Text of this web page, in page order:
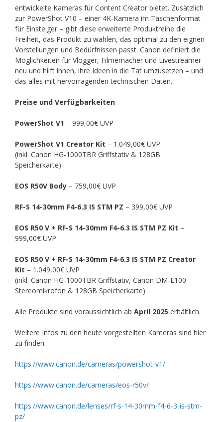
entwickelte Kameras für Content Creator bietet. Zusätzlich
zur PowerShot V10 – einer 4K-Kamera im Taschenformat
für Einsteiger – gibt diese erweiterte Produktreihe die
Freiheit, das Produkt zu wählen, das optimal zu den eignen
Vorstellungen und Bedürfnissen passt. Canon definiert die
Möglichkeiten für Vlogger, Filmemacher und Livestreamer
neu und hilft ihnen, ihre Ideen in die Tat umzusetzen – und
das alles mit hervorragenden technischen Daten.
Preise und Verfügbarkeiten
PowerShot V1 – 999,00€ UVP
PowerShot V1 Creator Kit – 1.049,00€ UVP
(inkl. Canon HG-1000TBR Griffstativ & 128GB
Speicherkarte)
EOS R50V Body – 759,00€ UVP
RF-S 14-30mm F4-6.3 IS STM PZ – 399,00€ UVP
EOS R50 V + RF-S 14-30mm F4-6.3 IS STM PZ Kit –
999,00€ UVP
EOS R50 V + RF-S 14-30mm F4-6.3 IS STM PZ Creator
Kit – 1.049,00€ UVP
(inkl. Canon HG-1000TBR Griffstativ, Canon DM-E100
Stereomikrofon & 128GB Speicherkarte)
Alle Produkte sind voraussichtlich ab April 2025 erhältlich.
Weitere Infos zu den heute vorgestellten Kameras sind hier
zu finden:
https://www.canon.de/cameras/powershot-v1/
https://www.canon.de/cameras/eos-r50v/
https://www.canon.de/lenses/rf-s-14-30mm-f4-6-3-is-stm-
pz/